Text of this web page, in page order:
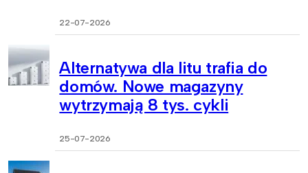
22-07-2026
Alternatywa dla litu trafia do
domów. Nowe magazyny
wytrzymają 8 tys. cykli
25-07-2026